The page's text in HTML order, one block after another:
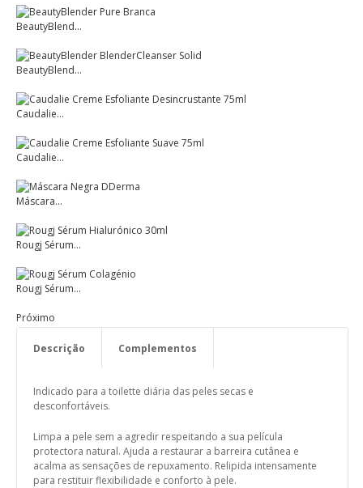
BeautyBlend...
BeautyBlend...
Caudalie...
Caudalie...
Máscara...
Rougj Sérum...
Rougj Sérum...
Próximo
Descrição Complementos
Componentes Activos Modo de Utilização
Indicado para a toilette diária das peles secas e
desconfortáveis.
Limpa a pele sem a agredir respeitando a sua película
protectora natural. Ajuda a restaurar a barreira cutânea e
acalma as sensações de repuxamento. Relipida intensamente
para restituir flexibilidade e conforto à pele.